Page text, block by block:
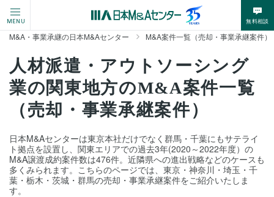
MENU 無料相談
M&A・事業承継の日本M&Aセンター M&A案件一覧（売却・事業承継案件）
人材派遣・アウトソーシング
業の関東地方のM&A案件一覧
（売却・事業承継案件）
日本M&Aセンターは東京本社だけでなく群馬・千葉にもサテライ
ト拠点を設置し、関東エリアでの過去3年(2020～2022年度）の
M&A譲渡成約案件数は476件。近隣県への進出戦略などのケースも
多くみられます。こちらのページでは、東京・神奈川・埼玉・千
葉・栃木・茨城・群馬の売却・事業承継案件をご紹介いたしま
す。